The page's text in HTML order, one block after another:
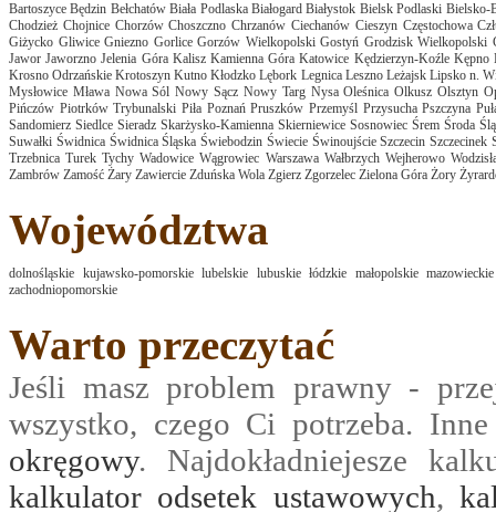
Bartoszyce Będzin Bełchatów Biała Podlaska Białogard Białystok Bielsk Podlaski Bielsko-
Chodzież Chojnice Chorzów Choszczno Chrzanów Ciechanów Cieszyn Częstochowa
Giżycko Gliwice Gniezno Gorlice Gorzów Wielkopolski Gostyń Grodzisk Wielkopolski
Jawor Jaworzno Jelenia Góra Kalisz Kamienna Góra Katowice Kędzierzyn-Koźle Kępno
Krosno Odrzańskie Krotoszyn Kutno Kłodzko Lębork Legnica Leszno Leżajsk Lipsko n.
Mysłowice Mława Nowa Sól Nowy Sącz Nowy Targ Nysa Oleśnica Olkusz Olsztyn
Pińczów Piotrków Trybunalski Piła Poznań Pruszków Przemyśl Przysucha Pszczyna
Sandomierz Siedlce Sieradz Skarżysko-Kamienna Skierniewice Sosnowiec Śrem Środa
Suwałki Świdnica Świdnica Śląska Świebodzin Świecie Świnoujście Szczecin Szczecinek
Trzebnica Turek Tychy Wadowice Wągrowiec Warszawa Wałbrzych Wejherowo
Zambrów Zamość Żary Zawiercie Zduńska Wola Zgierz Zgorzelec Zielona Góra Żory
Województwa
dolnośląskie kujawsko-pomorskie lubelskie lubuskie łódzkie małopolskie mazowieckie
zachodniopomorskie
Warto przeczytać
Jeśli masz problem prawny -
wszystko, czego Ci potrzeba.
okręgowy. Najdokładniejesze
kalkulator odsetek ustawowych,